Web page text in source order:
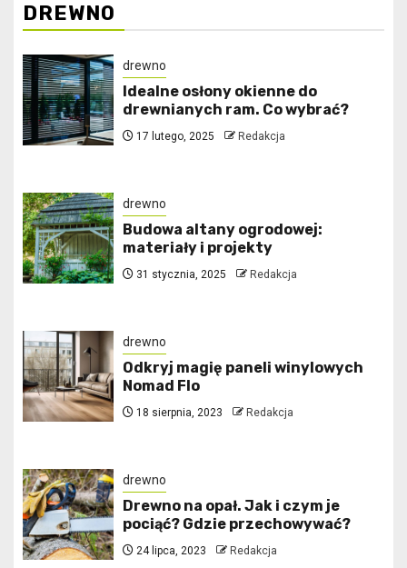
DREWNO
drewno
Idealne osłony okienne do
drewnianych ram. Co wybrać?
17 lutego, 2025 Redakcja
drewno
Budowa altany ogrodowej:
materiały i projekty
31 stycznia, 2025 Redakcja
drewno
Odkryj magię paneli winylowych
Nomad Flo
18 sierpnia, 2023 Redakcja
drewno
Drewno na opał. Jak i czym je
pociąć? Gdzie przechowywać?
24 lipca, 2023 Redakcja